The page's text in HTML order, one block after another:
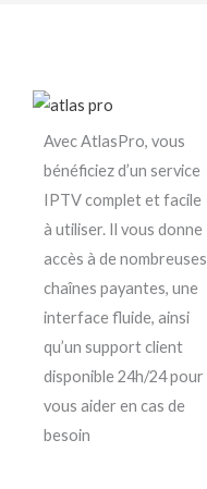
Avec AtlasPro, vous
bénéficiez d’un service
IPTV complet et facile
à utiliser. Il vous donne
accès à de nombreuses
chaînes payantes, une
interface fluide, ainsi
qu’un support client
disponible 24h/24 pour
vous aider en cas de
besoin